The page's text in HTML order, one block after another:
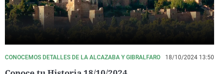
CONOCEMOS DETALLES DE LA ALCAZABA Y GIBRALFARO 18/10/2024 13:50